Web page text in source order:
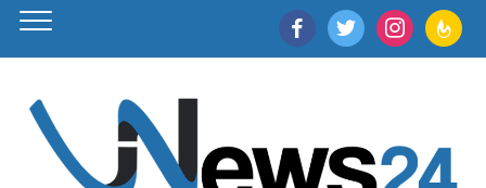
facebooktwitter instagram